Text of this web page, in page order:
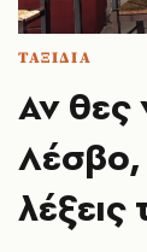
ΤΑΞΙΔΙΑ
Αν θες
Λέσβο,
λέξεις